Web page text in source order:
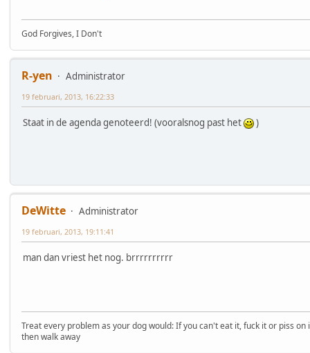
God Forgives, I Don't
R-yen Administrator
19 februari, 2013, 16:22:33
Staat in de agenda genoteerd! (vooralsnog past het )
DeWitte Administrator
19 februari, 2013, 19:11:41
man dan vriest het nog. brrrrrrrrrr
Treat every problem as your dog would: If you can't eat it, fuck it or piss on
then walk away